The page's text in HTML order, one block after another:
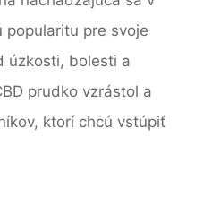
popularitu pre svoje
úzkosti, bolesti a
prudko vzrástol a
ktorí chcú vstúpiť